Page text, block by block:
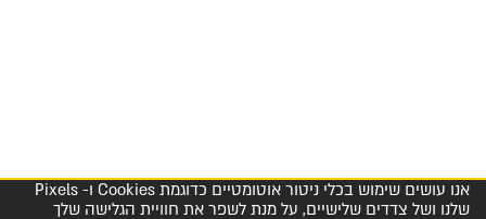
אנו עושים שימוש בכלי ניטור אוטומטיים כדוגמת Cookies ו- Pixels
שלנו ושל צדדים שלישיים, על מנת לשפר את חוויית הגלישה שלך